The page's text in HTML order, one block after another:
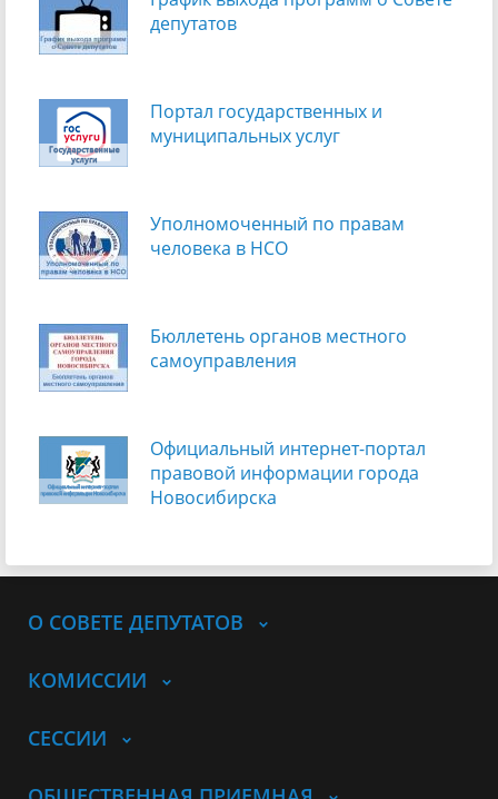
депутатов
Портал государственных и
муниципальных услуг
Уполномоченный по правам
человека в НСО
Бюллетень органов местного
самоуправления
Официальный интернет-портал
правовой информации города
Новосибирска
О СОВЕТЕ ДЕПУТАТОВ
КОМИССИИ
СЕССИИ